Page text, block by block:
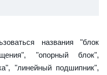
названия "блок
"опорный блок",
"линейный подшипник",